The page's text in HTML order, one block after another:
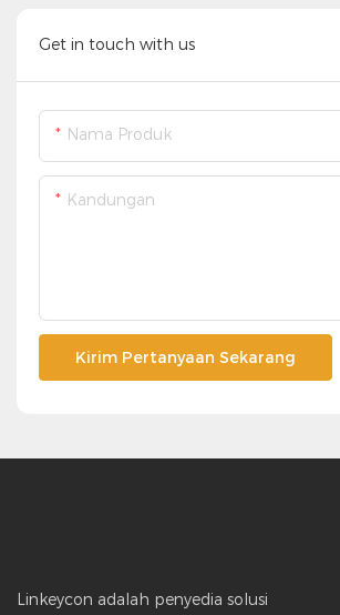
Get in touch with us
Nama Produk
Kandungan
Kirim Pertanyaan Sekarang
Linkeycon adalah penyedia solusi